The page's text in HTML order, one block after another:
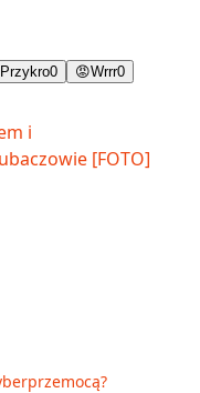
Przykro0 😡Wrrr0